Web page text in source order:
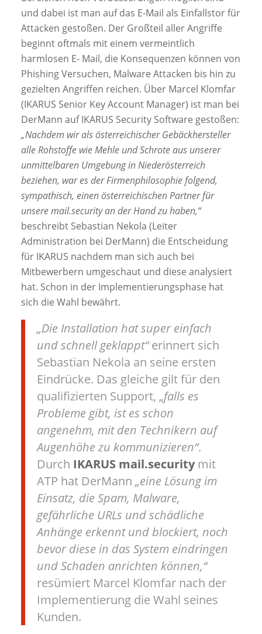
und dabei ist man auf das E-Mail als Einfallstor für
Attacken gestoßen. Der Großteil aller Angriffe
beginnt oftmals mit einem vermeintlich
harmlosen E- Mail, die Konsequenzen können von
Phishing Versuchen, Malware Attacken bis hin zu
gezielten Angriffen reichen. Über Marcel Klomfar
(IKARUS Senior Key Account Manager) ist man bei
DerMann auf IKARUS Security Software gestoßen:
„Nachdem wir als österreichischer Gebäckhersteller
alle Rohstoffe wie Mehle und Schrote aus unserer
unmittelbaren Umgebung in Niederösterreich
beziehen, war es der Firmenphilosophie folgend,
sympathisch, einen österreichischen Partner für
unsere mail.security an der Hand zu haben,“
beschreibt Sebastian Nekola (Leiter
Administration bei DerMann) die Entscheidung
für IKARUS nachdem man sich auch bei
Mitbewerbern umgeschaut und diese analysiert
hat. Schon in der Implementierungsphase hat
sich die Wahl bewährt.
„Die Installation hat super einfach
und schnell geklappt“erinnert sich
Sebastian Nekola an seine ersten
Eindrücke. Das gleiche gilt für den
qualifizierten Support, „falls es
Probleme gibt, ist es schon
angenehm, mit den Technikern auf
Augenhöhe zu kommunizieren“.
Durch IKARUS mail.securitymit
ATP hat DerMann „eine Lösung im
Einsatz, die Spam, Malware,
gefährliche URLs und schädliche
Anhänge erkennt und blockiert, noch
bevor diese in das System eindringen
und Schaden anrichten können,“
resümiert Marcel Klomfar nach der
Implementierung die Wahl seines
Kunden.